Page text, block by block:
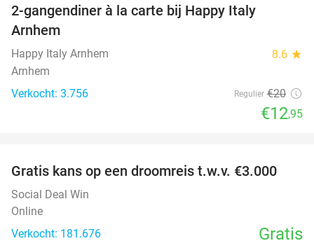
2-gangendiner à la carte bij Happy Italy
Arnhem
Happy Italy Arnhem 8.6 star
Arnhem
Verkocht: 3.756
Regulier €20
€12,95
Gratis kans op een droomreis t.w.v. €3.000
Social Deal Win
Online
Verkocht: 181.676
Gratis